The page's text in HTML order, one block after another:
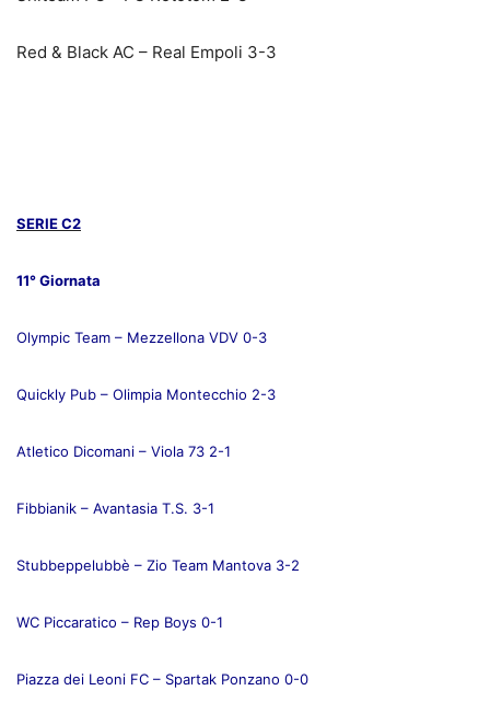
Red & Black AC – Real Empoli 3-3
SERIE C2
11° Giornata
Olympic Team – Mezzellona VDV 0-3
Quickly Pub – Olimpia Montecchio 2-3
Atletico Dicomani – Viola 73 2-1
Fibbianik – Avantasia T.S. 3-1
Stubbeppelubbè – Zio Team Mantova 3-2
WC Piccaratico – Rep Boys 0-1
Piazza dei Leoni FC – Spartak Ponzano 0-0